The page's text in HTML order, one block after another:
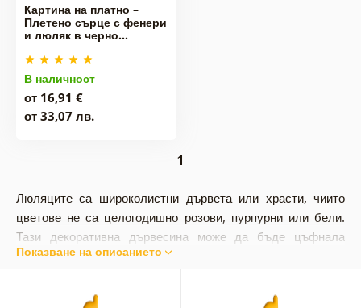
Картина на платно –
Плетено сърце с фенери
и люляк в черно…
В наличност
от 16,91 €
от 33,07 лв.
1
Люляците са широколистни дървета или храсти, чиито
цветове не са целогодишно розови, пурпурни или бели.
Тази декоративнадървесина може да бъде цъфнала
целогодишно във вашия интериор. Вземете картина на
люляци в съчетание с абстрактни елементи и винтидж
Показване на описанието